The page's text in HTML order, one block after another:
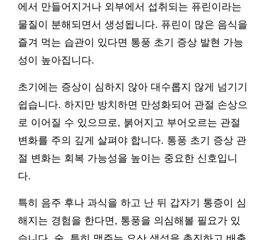
에서 만들어지거나 외부에서 섭취되는 퓨린이라는
물질이 분해되면서 생성됩니다. 퓨린이 많은 음식을
즐겨 먹는 습관이 있다면 통풍 초기 증상 발현 가능
성이 높아집니다.
초기에는 증상이 심하지 않아 대수롭지 않게 넘기기
쉽습니다. 하지만 방치하면 만성화되어 관절 손상으
로 이어질 수 있으므로, 붉어지고 부어오르는 관절
변화를 주의 깊게 살펴야 합니다. 통풍 초기 증상 관
절 변화는 회복 가능성을 높이는 중요한 신호입니
다.
특히 음주 후나 과식을 하고 난 뒤 갑자기 통증이 심
해지는 경험을 한다면, 통풍을 의심해볼 필요가 있